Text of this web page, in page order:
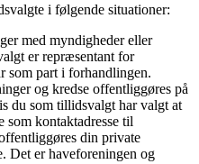
i følgende situationer:
med myndigheder eller
er repræsentant for
som part i forhandlingen.
og kredse offentliggøres på
du som tillidsvalgt har valgt at
som kontaktadresse til
din private
Det er haveforeningen og